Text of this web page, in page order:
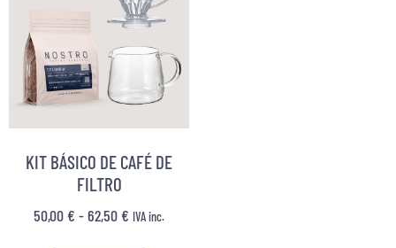
KIT BÁSICO DE CAFÉ DE
FILTRO
50,00€ -62,50€ IVA inc.